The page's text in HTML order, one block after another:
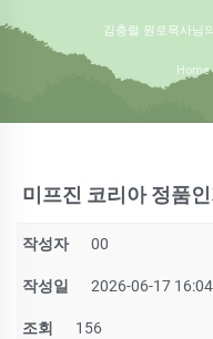
김충렬 원로목사님
Home
미프진 코리아 정품
작성자 00
작성일 2026-06-17 16:04
조회 156